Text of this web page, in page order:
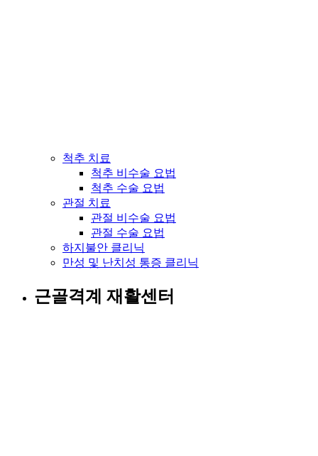
척추 치료
척추 비수술 요법
척추 수술 요법
관절 치료
관절 비수술 요법
관절 수술 요법
하지불안 클리닉
만성 및 난치성 통증 클리닉
근골격계 재활센터